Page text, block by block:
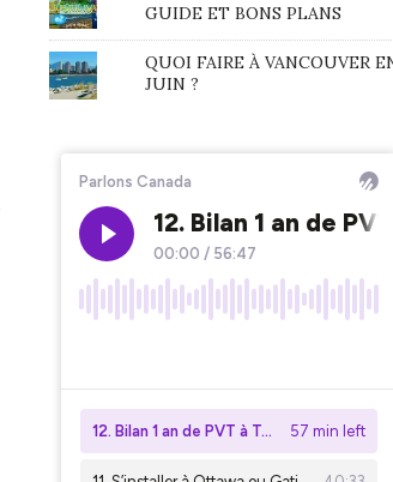
GUIDE ET BONS PLANS
QUOI FAIRE À VANCOUVER
JUIN ?